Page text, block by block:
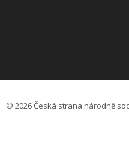
© 2026 Česká strana národně